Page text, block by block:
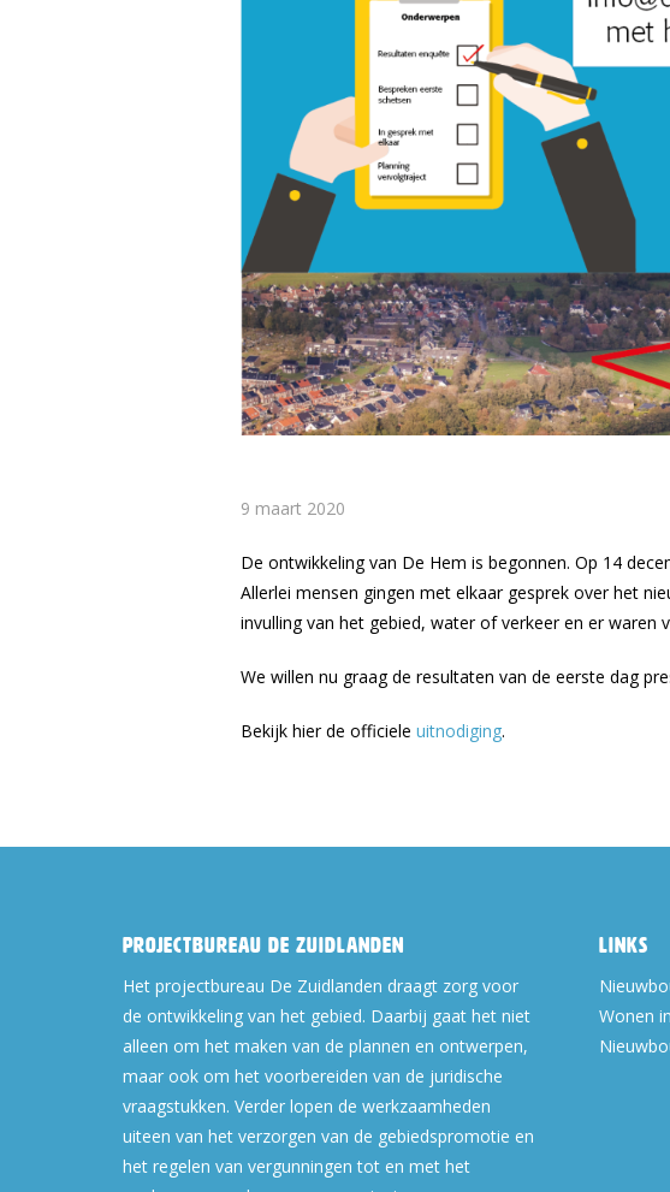
9 maart 2020
De ontwikkeling van De Hem is begonnen. Op 14
Allerlei mensen gingen met elkaar gesprek over het
invulling van het gebied, water of verkeer en er waren
We willen nu graag de resultaten van de eerste dag
Bekijk hier de officiele uitnodiging.
Projectbureau De Zuidlanden
Het projectbureau De Zuidlanden draagt zorg voor
de ontwikkeling van het gebied. Daarbij gaat het niet
alleen om het maken van de plannen en ontwerpen,
maar ook om het voorbereiden van de juridische
vraagstukken. Verder lopen de werkzaamheden
uiteen van het verzorgen van de gebiedspromotie en
het regelen van vergunningen tot en met het
Links
Wonen